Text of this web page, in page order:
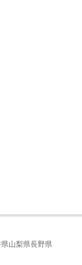
山梨県長野県